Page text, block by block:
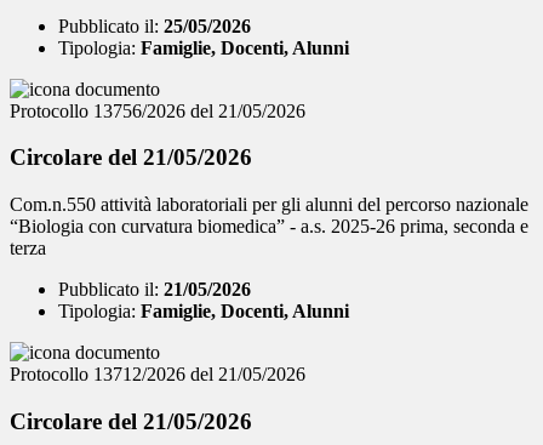
Pubblicato il: 25/05/2026
Tipologia: Famiglie, Docenti, Alunni
Protocollo 13756/2026 del 21/05/2026
Circolare del 21/05/2026
Com.n.550 attività laboratoriali per gli alunni del percorso nazionale
“Biologia con curvatura biomedica” - a.s. 2025-26 prima, seconda e
terza
Pubblicato il: 21/05/2026
Tipologia: Famiglie, Docenti, Alunni
Protocollo 13712/2026 del 21/05/2026
Circolare del 21/05/2026